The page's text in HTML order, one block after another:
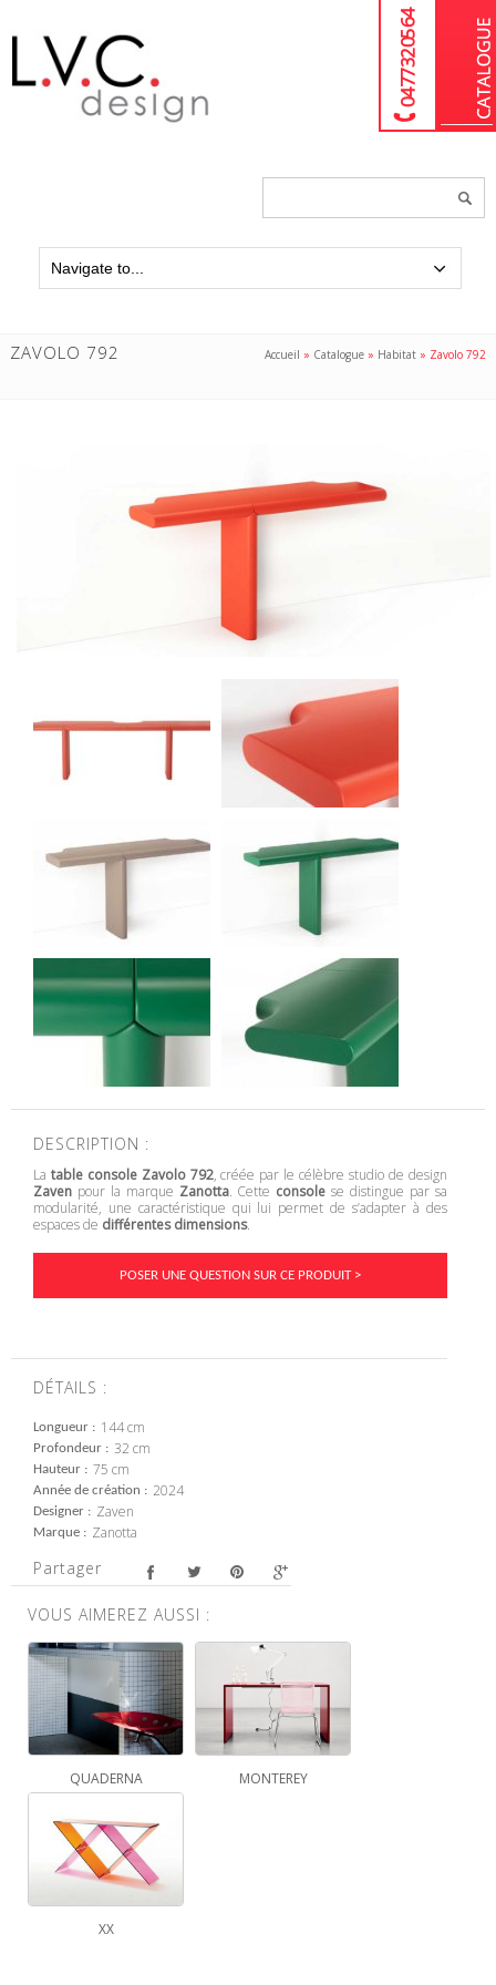
04 77 32 05 64
ZAVOLO 792 Accueil » Catalogue » Habitat » Zavolo 792
DESCRIPTION :
La table console Zavolo 792, créée par le célèbre studio de design
Zaven pour la marque Zanotta. Cette console se distingue par sa
modularité, une caractéristique qui lui permet de s’adapter à des
espaces de différentes dimensions.
POSER UNE QUESTION SUR CE PRODUIT >
DÉTAILS :
Longueur 144 cm
Profondeur 32 cm
Hauteur 75 cm
Année de création 2024
Designer Zaven
Marque Zanotta
Partager
VOUS AIMEREZ AUSSI :
QUADERNA MONTEREY
XX